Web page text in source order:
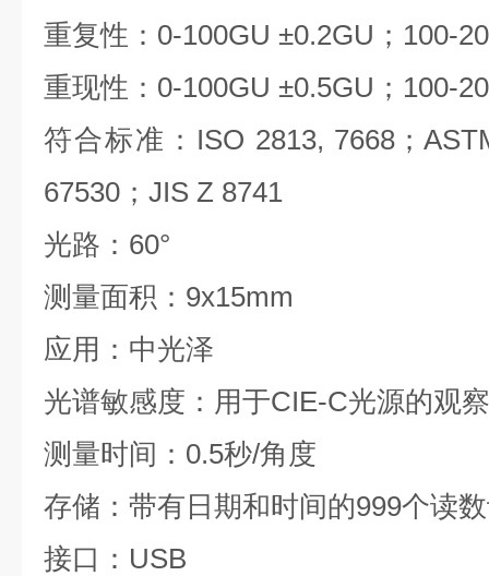
重复性：0-100GU ±0.2GU；100-
重现性：0-100GU ±0.5GU；100-
符合标准： ISO 2813, 7668；
67530 ； JIS Z 8741
光路：60°
测量面积：9x15mm
应用：中光泽
光谱敏感度：用于CIE-C光源的观
测量时间：0.5秒/角度
存储：带有日期和时间的999个读
接口：USB